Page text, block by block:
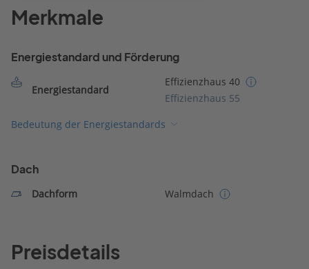
Merkmale
Energiestandard und Förderung
Energiestandard
Effizienzhaus 40
Effizienzhaus 55
Bedeutung der Energiestandards
Dach
Dachform Walmdach
Preisdetails